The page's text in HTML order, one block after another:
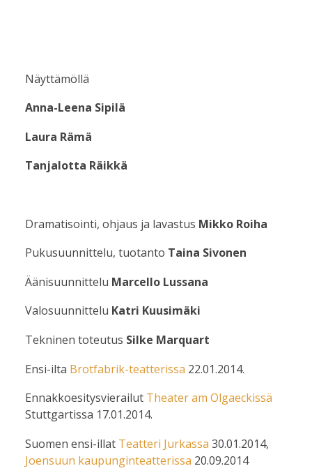
Näyttämöllä
Anna-Leena Sipilä
Laura Rämä
Tanjalotta Räikkä
Dramatisointi, ohjaus ja lavastus Mikko Roiha
Pukusuunnittelu, tuotanto Taina Sivonen
Äänisuunnittelu Marcello Lussana
Valosuunnittelu Katri Kuusimäki
Tekninen toteutus Silke Marquart
Ensi-ilta Brotfabrik-teatterissa 22.01.2014.
Ennakkoesitysvierailut Theater am Olgaeckissä
Stuttgartissa 17.01.2014.
Suomen ensi-illat Teatteri Jurkassa 30.01.2014,
Joensuun kaupunginteatterissa 20.09.2014